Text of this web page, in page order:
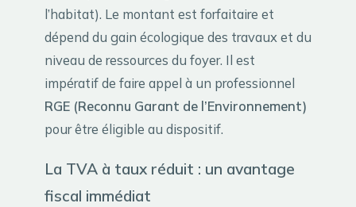
l’habitat). Le montant est forfaitaire et
dépend du gain écologique des travaux et du
niveau de ressources du foyer. Il est
impératif de faire appel à un professionnel
RGE (Reconnu Garant de l’Environnement)
pour être éligible au dispositif.
La TVA à taux réduit : un avantage
fiscal immédiat